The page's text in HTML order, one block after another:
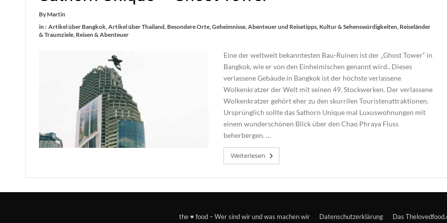
ByMartin
in : Artikel über Bangkok,Artikel über Thailand,Besondere Orte,Geheimnisse, Abenteuer und Reisetipps, Kultur & Sehenswürdigkeiten, Reiseländer
& Traumziele, Reisen & Abenteuer
Eine der weltweit bekanntesten Bau-Ruinen ist der „Ghost Tower“ in
Bangkok, wie er von den Einheimischen genannt wird.. Dieses
verlassene Gebäude in Bangkok ist der höchste verlassene
Wolkenkratzer der Welt mit seinen 49. Stockwerken. Der verlassene
Wolkenkratzer gehört eher zu den skurrilen Touristenattraktionen.
Ursprünglich sollte das Sathorn Unique mal Luxuswohnungen mit
einem wunderschönen Blick über den Chao Phraya Fluss
beherbergen. …
Weiterlesen
the ♥ food – Wer sind wir und was machen wir Datenschutzerklärung Das